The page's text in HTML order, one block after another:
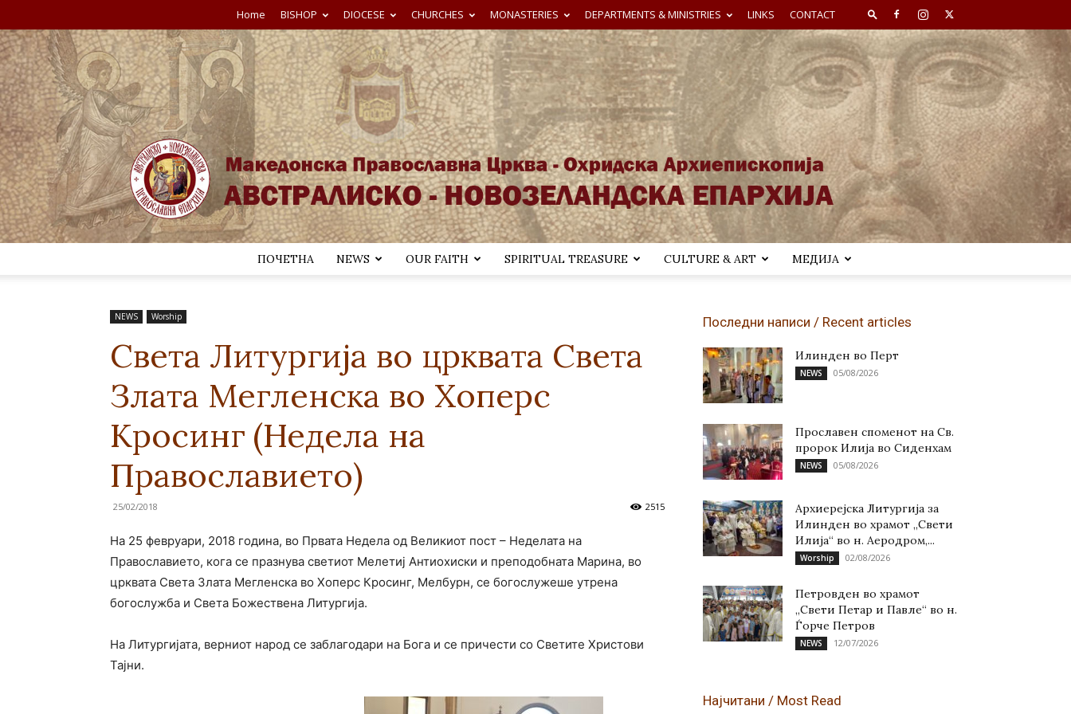
Home BISHOP DIOCESE CHURCHES MONASTERIES DEPARTMENTS & MINISTRIES LINKS CONTACT
новозеландска
ПОЧЕТНА NEWS OUR FAITH SPIRITUAL TREASURE CULTURE & ART МЕДИЈА
NEWS Worship
Света Литургија во црквата Света
Злата Мегленска во Хоперс
Кросинг (Недела на
Православието)
25/02/2018 2515
На 25 февруари, 2018 година, во Првата Недела од Великиот пост – Неделата на
Православието, кога се празнува светиот Мелетиј Антиохиски и преподобната Марина, во
црквата Света Злата Мегленска во Хоперс Кросинг, Мелбурн, се богослужеше утрена
богослужба и Света Божествена Литургија.
На Литургијата, верниот народ се заблагодари на Бога и се причести со Светите Христови
Тајни.
Последни написи / Recent articles
Илинден во Перт
NEWS 05/08/2026
Прославен споменот на Св.
пророк Илија во Сиденхам
NEWS 05/08/2026
Архиерејска Литургија за
Илинден во храмот „Свети
Илија“ во н. Аеродром,...
Worship 02/08/2026
Петровден во храмот
„Свети Петар и Павле“ во н.
Ѓорче Петров
NEWS 12/07/2026
Најчитани / Most Read